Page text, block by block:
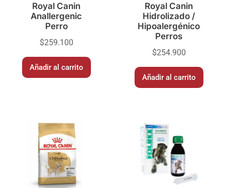
Royal Canin
Anallergenic
Perro
$259.100
Añadir al carrito
Royal Canin
Hidrolizado /
Hipoalergénico
Perros
$254.900
Añadir al carrito